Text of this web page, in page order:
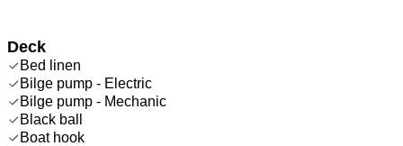
Deck
Bed linen
Bilge pump - Electric
Bilge pump - Mechanic
Black ball
Boat hook